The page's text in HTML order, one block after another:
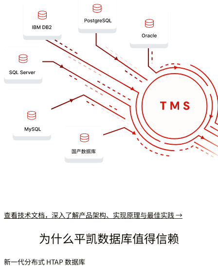
查看技术文档，深入了解产品架构、实现原理与最佳实践 →
为什么平凯数据库值得信赖
新一代分布式 HTAP 数据库